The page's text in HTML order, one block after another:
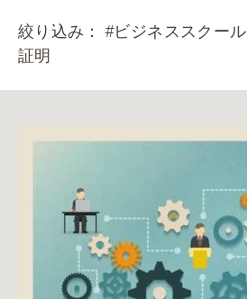
絞り込み：#ビジネススクール
証明